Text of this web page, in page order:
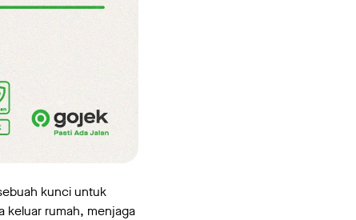
kunci untuk
keluar rumah, menjaga